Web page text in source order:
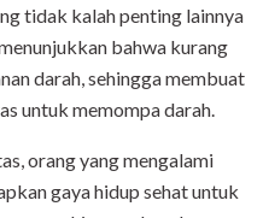
tidak kalah penting lainnya
bahwa kurang
darah, sehingga membuat
untuk memompa darah.
orang yang mengalami
gaya hidup sehat untuk